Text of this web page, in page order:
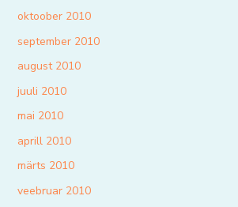
oktoober 2010
september 2010
august 2010
juuli 2010
mai 2010
aprill 2010
märts 2010
veebruar 2010